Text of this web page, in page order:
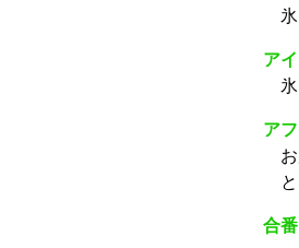
ア
ア
合番